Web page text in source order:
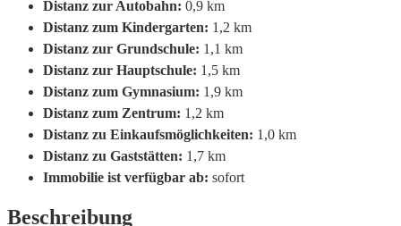
Distanz zur Autobahn: 0,9 km
Distanz zum Kindergarten: 1,2 km
Distanz zur Grundschule: 1,1 km
Distanz zur Hauptschule: 1,5 km
Distanz zum Gymnasium: 1,9 km
Distanz zum Zentrum: 1,2 km
Distanz zu Einkaufsmöglichkeiten: 1,0 km
Distanz zu Gaststätten: 1,7 km
Immobilie ist verfügbar ab: sofort
Beschreibung